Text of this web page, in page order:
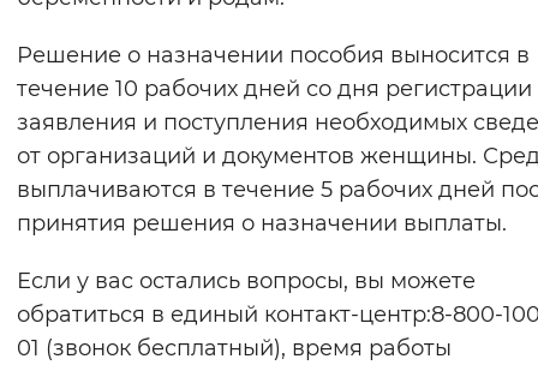
Решение о назначении пособия выносится в
течение 10 рабочих дней со дня регистрации
заявления и поступления необходимых
от организаций и документов женщины.
выплачиваются в течение 5 рабочих дней
принятия решения о назначении выплаты.
Если у вас остались вопросы, вы можете
обратиться в единый контакт-центр:8-800-
01 (звонок бесплатный), время работы